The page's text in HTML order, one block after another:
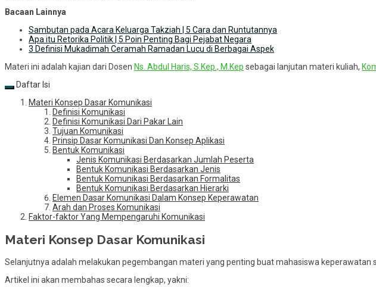
Bacaan Lainnya
Sambutan pada Acara Keluarga Takziah | 5 Cara dan Runtutannya
Apa itu Retorika Politik | 5 Poin Penting Bagi Pejabat Negara
3 Definisi Mukadimah Ceramah Ramadan Lucu di Berbagai Aspek
Materi ini adalah kajian dari Dosen Ns. Abdul Haris, S.Kep., M.Kep sebagai lanjutan materi kuliah,
Daftar Isi
Materi Konsep Dasar Komunikasi
Definisi Komunikasi
Definisi Komunikasi Dari Pakar Lain
Tujuan Komunikasi
Prinsip Dasar Komunikasi Dan Konsep Aplikasi
Bentuk Komunikasi
Jenis Komunikasi Berdasarkan Jumlah Peserta
Bentuk Komunikasi Berdasarkan Jenis
Bentuk Komunikasi Berdasarkan Formalitas
Bentuk Komunikasi Berdasarkan Hierarki
Elemen Dasar Komunikasi Dalam Konsep Keperawatan
Arah dan Proses Komunikasi
Faktor-faktor Yang Mempengaruhi Komunikasi
Materi Konsep Dasar Komunikasi
Selanjutnya adalah melakukan pegembangan materi yang penting buat mahasiswa
Artikel ini akan membahas secara lengkap, yakni: